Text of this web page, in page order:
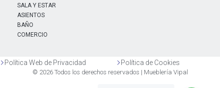
SALA Y ESTAR
ASIENTOS
BAÑO
COMERCIO
Política Web de Privacidad Política de Cookies
© 2026 Todos los derechos reservados | Mueblería Vipal